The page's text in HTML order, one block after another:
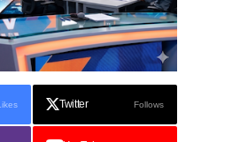
Twitter Follows